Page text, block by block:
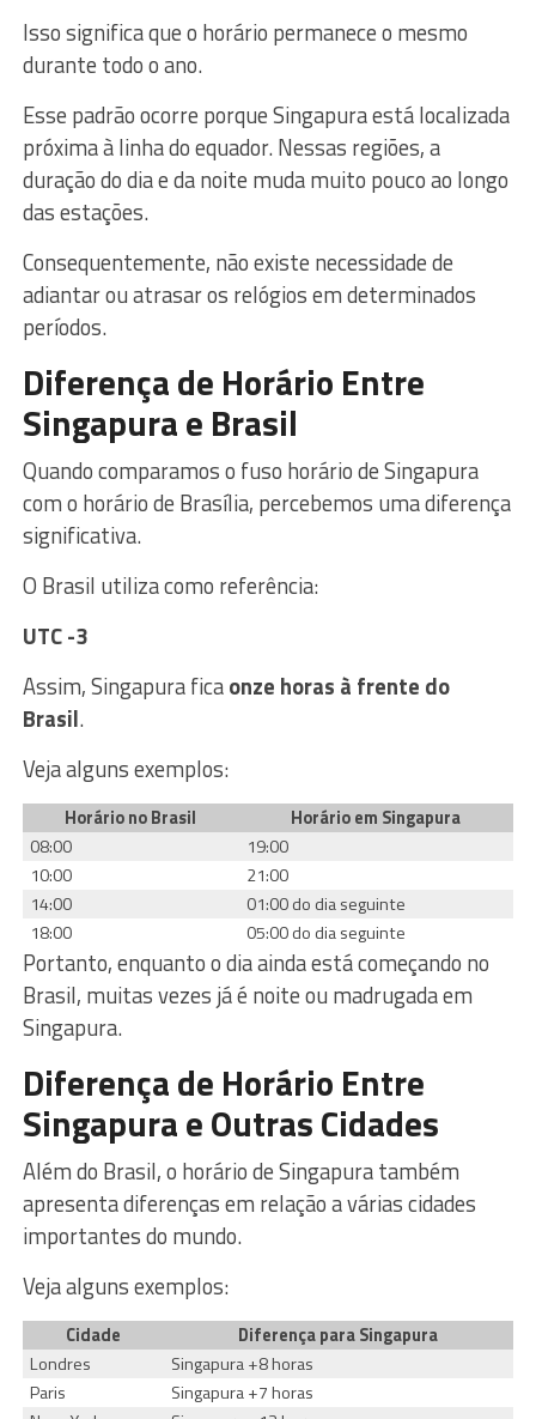
Isso significa que o horário permanece o mesmo
durante todo o ano.
Esse padrão ocorre porque Singapura está localizada
próxima à linha do equador. Nessas regiões, a
duração do dia e da noite muda muito pouco ao longo
das estações.
Consequentemente, não existe necessidade de
adiantar ou atrasar os relógios em determinados
períodos.
Diferença de Horário Entre
Singapura e Brasil
Quando comparamos o fuso horário de Singapura
com o horário de Brasília, percebemos uma diferença
significativa.
O Brasil utiliza como referência:
UTC -3
Assim, Singapura ficaonze horas à frente do
Brasil.
Veja alguns exemplos:
Horário no Brasil
Horário em Singapura
08:00
19:00
10:00
21:00
14:00
01:00 do dia seguinte
18:00
05:00 do dia seguinte
Portanto, enquanto o dia ainda está começando no
Brasil, muitas vezes já é noite ou madrugada em
Singapura.
Diferença de Horário Entre
Singapura e Outras Cidades
Além do Brasil, o horário de Singapura também
apresenta diferenças em relação a várias cidades
importantes do mundo.
Veja alguns exemplos:
Cidade
Diferença para Singapura
Londres
Singapura +8 horas
Paris
Singapura +7 horas